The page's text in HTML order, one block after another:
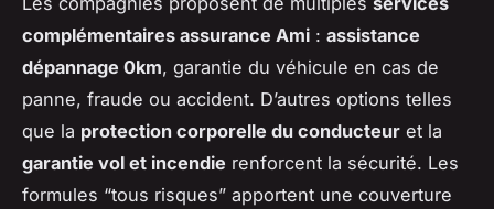
complémentaires assurance Ami : assistance
dépannage 0km, garantie du véhicule en cas de
panne, fraude ou accident. D’autres options telles
que la protection corporelle du conducteur et la
garantie vol et incendie renforcent la sécurité. Les
formules “tous risques” apportent une couverture